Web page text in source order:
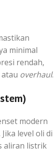
minimal
rendah,
overhaul.
modern
Jika level oli di
aliran listrik